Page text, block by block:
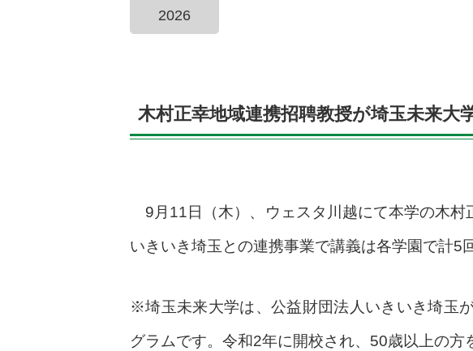
2026
木村正幸地域連携招聘教授が埼玉未来大
9月11日（木）、ウェスタ川越にて本学の木村
いきいき埼玉との連携事業で講義は各学園で計5
※埼玉未来大学は、公益財団法人いきいき埼玉
グラムです。令和2年に開校され、50歳以上の方